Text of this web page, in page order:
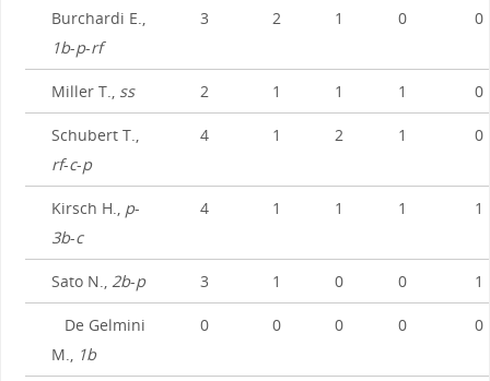
Burchardi E.,
1b-p-rf
3 2 1 0 0
Miller T., ss 2 1 1 1 0
Schubert T.,
rf-c-p
4 1 2 1 0
Kirsch H., p-
3b-c
4 1 1 1 1
Sato N., 2b-p 3 1 0 0 1
De Gelmini
M., 1b
0 0 0 0 0